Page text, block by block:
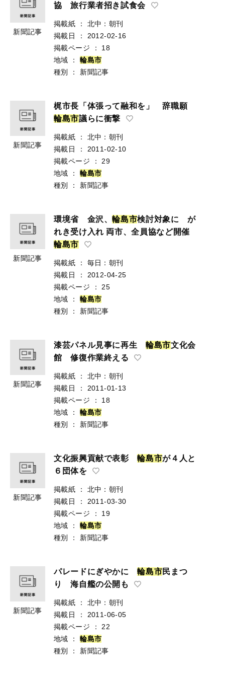
新聞記事
協 旅行業者招き試食会
掲載紙 ：
北中：朝刊
掲載日
：
2012-02-16
掲載ページ
：
18
地域
： 輪島市
種別
： 新聞記事
新聞記事
梶市長「体張って融和を」 辞職願
輪島市議らに衝撃
掲載紙 ：
北中：朝刊
掲載日
：
2011-02-10
掲載ページ
：
29
地域
： 輪島市
種別
： 新聞記事
新聞記事
環境省 金沢、輪島市検討対象に が
れき受け入れ 両市、全員協など開催
輪島市
掲載紙 ：
毎日：朝刊
掲載日
：
2012-04-25
掲載ページ
：
25
地域
： 輪島市
種別
： 新聞記事
新聞記事
漆芸パネル見事に再生輪島市文化会
館 修復作業終える
掲載紙 ：
北中：朝刊
掲載日
：
2011-01-13
掲載ページ
：
18
地域
： 輪島市
種別
： 新聞記事
新聞記事
文化振興貢献で表彰輪島市が４人と
６団体を
掲載紙 ：
北中：朝刊
掲載日
：
2011-03-30
掲載ページ
：
19
地域
： 輪島市
種別
： 新聞記事
新聞記事
パレードにぎやかに輪島市民まつ
り 海自艦の公開も
掲載紙 ：
北中：朝刊
掲載日
：
2011-06-05
掲載ページ
：
22
地域
： 輪島市
種別
： 新聞記事